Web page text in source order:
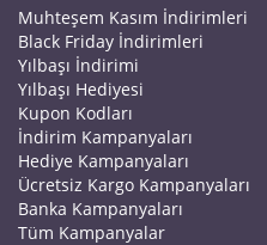
Muhteşem Kasım İndirimleri
Black Friday İndirimleri
Yılbaşı İndirimi
Yılbaşı Hediyesi
Kupon Kodları
İndirim Kampanyaları
Hediye Kampanyaları
Ücretsiz Kargo Kampanyaları
Banka Kampanyaları
Tüm Kampanyalar